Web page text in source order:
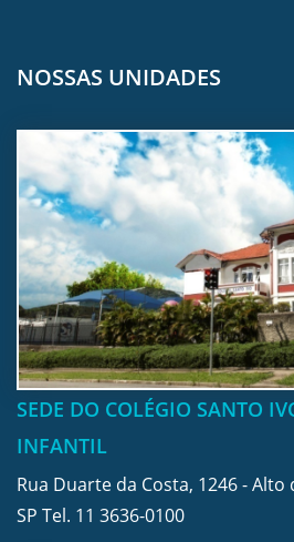
NOSSAS UNIDADES
SEDE DO COLÉGIO SANTO
INFANTIL
Rua Duarte da Costa, 1246 - Alto
SP Tel. 11 3636-0100